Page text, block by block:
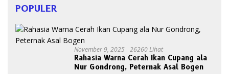
POPULER
November 9, 2025 26260 Lihat
Rahasia Warna Cerah Ikan Cupang ala
Nur Gondrong, Peternak Asal Bogen